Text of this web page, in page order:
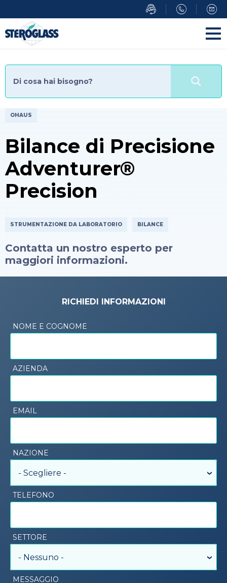
al
contenuto
principale
OHAUS
Bilance di Precisione
Adventurer®
Precision
STRUMENTAZIONE DA LABORATORIO BILANCE
Contatta un nostro esperto per
maggiori informazioni.
RICHIEDI INFORMAZIONI
NOME E COGNOME
AZIENDA
EMAIL
NAZIONE
- Scegliere -
TELEFONO
SETTORE
- Nessuno -
MESSAGGIO